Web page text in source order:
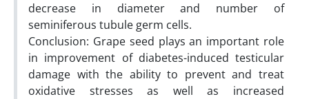
decrease in diameter and number of
seminiferous tubule germ cells.
Conclusion: Grape seed plays an important role
in improvement of diabetes-induced testicular
damage with the ability to prevent and treat
oxidative stresses as well as increased